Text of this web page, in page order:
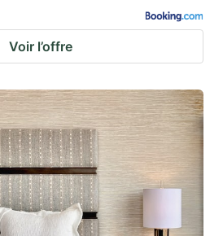
Voir l’offre